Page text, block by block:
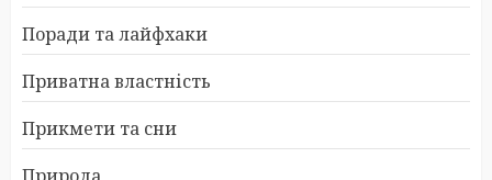
Поради та лайфхаки
Приватна властність
Прикмети та сни
Природа